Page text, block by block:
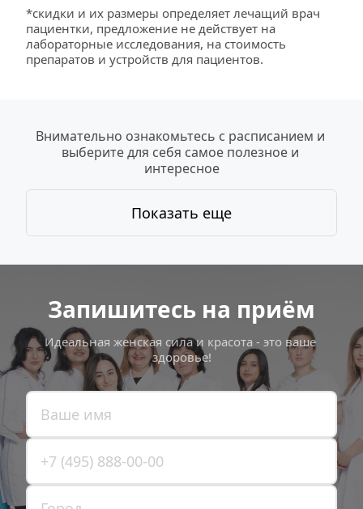
*скидки и их размеры определяет лечащий врач
пациентки, предложение не действует на
лабораторные исследования, на стоимость
препаратов и устройств для пациентов.
Внимательно ознакомьтесь с расписанием и
выберите для себя самое полезное и
интересное
Показать еще
Запишитесь на приём
Идеальная женская сила и красота - это ваше
здоровье!